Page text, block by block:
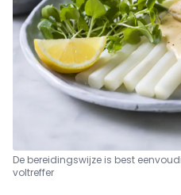
De bereidingswijze is best
voltreffer